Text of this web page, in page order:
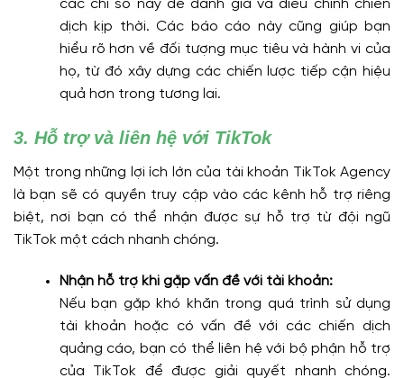
các chỉ số này để đánh giá và điều chỉnh chiến
dịch kịp thời. Các báo cáo này cũng giúp bạn
hiểu rõ hơn về đối tượng mục tiêu và hành vi của
họ, từ đó xây dựng các chiến lược tiếp cận hiệu
quả hơn trong tương lai.
3. Hỗ trợ và liên hệ với TikTok
Một trong những lợi ích lớn của tài khoản TikTok Agency
là bạn sẽ có quyền truy cập vào các kênh hỗ trợ riêng
biệt, nơi bạn có thể nhận được sự hỗ trợ từ đội ngũ
TikTok một cách nhanh chóng.
Nhận hỗ trợ khi gặp vấn đề với tài khoản:
Nếu bạn gặp khó khăn trong quá trình sử dụng
tài khoản hoặc có vấn đề với các chiến dịch
quảng cáo, bạn có thể liên hệ với bộ phận hỗ trợ
của TikTok để được giải quyết nhanh chóng.